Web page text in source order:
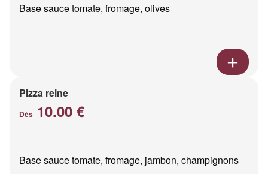
Base sauce tomate, fromage, olives
Pizza reine
Dès 10.00 €
Base sauce tomate, fromage, jambon, champignons